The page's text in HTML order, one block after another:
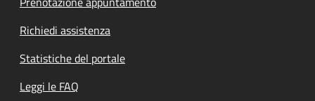
Richiedi assistenza
Statistiche del portale
Leggi le FAQ